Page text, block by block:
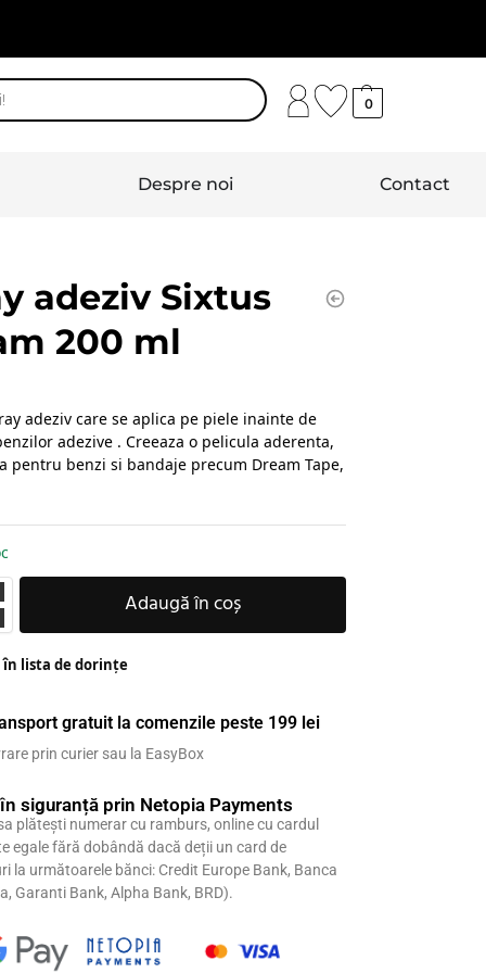
0
Despre noi Contact
adeziv Sixtus
200 ml
adeziv care se aplica pe piele inainte de
adezive . Creeaza o pelicula aderenta,
pentru benzi si bandaje precum Dream Tape,
Adaugă în coș
în lista de dorințe
gratuit la comenzile peste 199 lei
prin curier sau la EasyBox
siguranță prin Netopia Payments
plăteşti numerar cu ramburs, online cu cardul
egale fără dobândă dacă deții un card de
la următoarele bănci: Credit Europe Bank, Banca
Garanti Bank, Alpha Bank, BRD).